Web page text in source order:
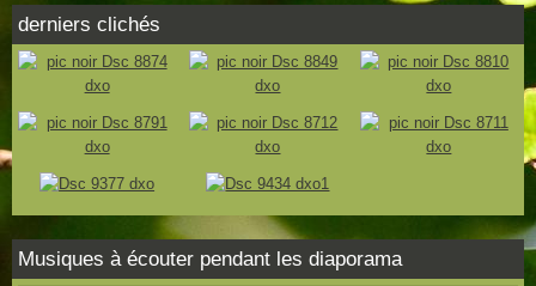
derniers clichés
Musiques à écouter pendant les diaporama